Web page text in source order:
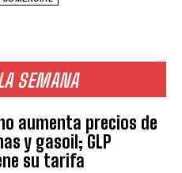
SEMANA
aumenta precios de
y gasoil; GLP
su tarifa